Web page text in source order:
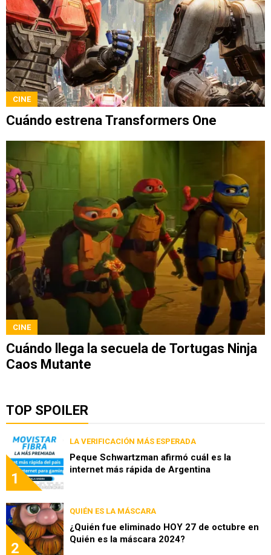
CINE
Cuándo estrena Transformers One
CINE
Cuándo llega la secuela de Tortugas Ninja
Caos Mutante
TOP SPOILER
1
LA VERIFICACIÓN MÁS ESPERADA
Peque Schwartzman afirmó cuál es la
internet más rápida de Argentina
2
QUIÉN ES LA MÁSCARA
¿Quién fue eliminado HOY 27 de octubre en
Quién es la máscara 2024?